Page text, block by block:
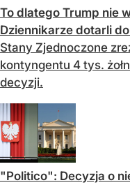
To dlatego Trump nie
Dziennikarze dotarli
Stany Zjednoczone
kontyngentu 4 tys.
decyzji.
"Politico": Decyzja o